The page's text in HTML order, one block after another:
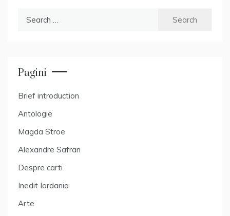
Pagini
Brief introduction
Antologie
Magda Stroe
Alexandre Safran
Despre carti
Inedit Iordania
Arte